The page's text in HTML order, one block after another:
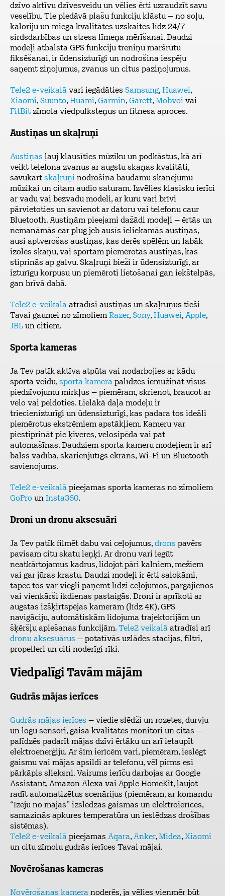
dzīvo aktīvu dzīvesveidu un vēlies ērti uzraudzīt savu
veselību. Tie piedāvā plašu funkciju klāstu – no soļu,
kaloriju un miega kvalitātes uzskaites līdz 24/7
sirdsdarbības un stresa līmeņa mērīšanai. Daudzi
modeļi atbalsta GPS funkciju treniņu maršrutu
fiksēšanai, ir ūdensizturīgi un nodrošina iespēju
saņemt ziņojumus, zvanus un citus paziņojumus.
Tele2 e-veikalā vari iegādāties Samsung, Huawei,
Xiaomi, Suunto, Huami, Garmin, Garett, Mobvoi vai
FitBit zīmola viedpulksteņus un fitnesa aproces.
Austiņas un skaļruņi
Austiņas ļauj klausīties mūziku un podkāstus, kā arī
veikt telefona zvanus ar augstu skaņas kvalitāti,
savukārt skaļruņi nodrošina baudāmu skanējumu
mūzikai un citam audio saturam. Izvēlies klasisku ierīci
ar vadu vai bezvadu modeli, ar kuru vari brīvi
pārvietoties un savienot ar datoru vai telefonu caur
Bluetooth. Austiņām pieejami dažādi modeļi – ērtās un
nemanāmās ear plug jeb ausīs ieliekamās austiņas,
ausi aptverošas austiņas, kas derēs spēlēm un labāk
izolēs skaņu, vai sportam piemērotas austiņas, kas
stiprinās ap galvu. Skaļruņi bieži ir ūdensizturīgi, ar
izturīgu korpusu un piemēroti lietošanai gan iekštelpās,
gan brīvā dabā.
Tele2 e-veikalā atradīsi austiņas un skaļruņus tieši
Tavai gaumei no zīmoliem Razer, Sony, Huawei, Apple,
JBL un citiem.
Sporta kameras
Ja Tev patīk aktīva atpūta vai nodarbojies ar kādu
sporta veidu, sporta kamera palīdzēs iemūžināt visus
piedzīvojumu mirkļus – piemēram, skrienot, braucot ar
velo vai peldoties. Lielākā daļa modeļu ir
triecienizturīgi un ūdensizturīgi, kas padara tos ideāli
piemērotus ekstrēmiem apstākļiem. Kameru var
piestiprināt pie ķiveres, velosipēda vai pat
automašīnas. Daudziem sporta kameru modeļiem ir arī
balss vadība, skārienjūtīgs ekrāns, Wi-Fi un Bluetooth
savienojums.
Tele2 e-veikalā pieejamas sporta kameras no zīmoliem
GoPro un Insta360.
Droni un dronu aksesuāri
Ja Tev patīk filmēt dabu vai ceļojumus, drons pavērs
pavisam citu skatu leņķi. Ar dronu vari iegūt
neatkārtojamus kadrus, lidojot pāri kalniem, mežiem
vai gar jūras krastu. Daudzi modeļi ir ērti salokāmi,
tāpēc tos var viegli paņemt līdzi ceļojumos, pārgājienos
vai vienkārši ikdienas pastaigās. Droni ir aprīkoti ar
augstas izšķirtspējas kamerām (līdz 4K), GPS
navigāciju, automātiskām lidojuma trajektorijām un
šķēršļu apiešanas funkcijām. Tele2 veikalā atradīsi arī
dronu aksesuārus – potatīvās uzlādes stacijas, filtri,
propelleri un citi noderīgi rīki.
Viedpalīgi Tavām mājām
Gudrās mājas ierīces
Gudrās mājas ierīces – viedie slēdži un rozetes, durvju
un logu sensori, gaisa kvalitātes monitori un citas –
palīdzēs padarīt mājas dzīvi ērtāku un arī ietaupīt
elektroenerģiju. Ar šīm ierīcēm vari, piemēram, ieslēgt
gaismu vai mājas apsildi ar telefonu, vēl pirms esi
pārkāpis slieksni. Vairums ierīču darbojas ar Google
Assistant, Amazon Alexa vai Apple HomeKit, ļaujot
radīt automatizētus scenārijus (piemēram, ar komandu
“Izeju no mājas” izslēdzas gaismas un elektroierīces,
samazinās apkures temperatūra un ieslēdzas drošības
sistēmas).
Tele2 e-veikalā pieejamas Aqara, Anker, Midea, Xiaomi
un citu zīmolu gudrās ierīces Tavai mājai.
Novērošanas kameras
Novērošanas kamera noderēs, ja vēlies vienmēr būt